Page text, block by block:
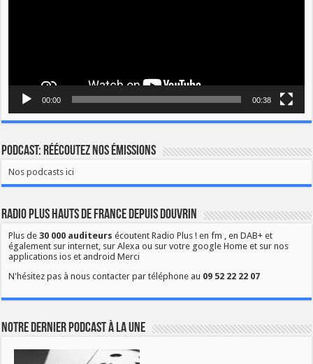
00:00 00:38
Podcast: Réécoutez nos émissions
Nos podcasts ici
Radio Plus Hauts de France depuis Douvrin
Plus de30 000 auditeurs écoutent Radio Plus ! en fm , en DAB+ et
également sur internet, sur Alexa ou sur votre google Home et sur nos
applications ios et android Merci
N'hésitez pas à nous contacter par téléphone au 09 52 22 22 07
Notre dernier podcast à la une